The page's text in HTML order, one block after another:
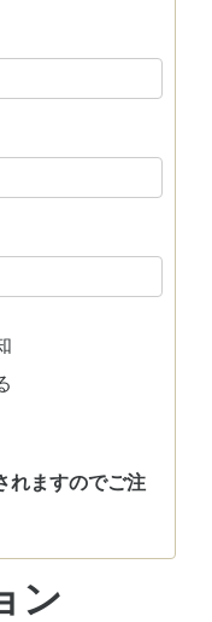
れますのでご注
ン